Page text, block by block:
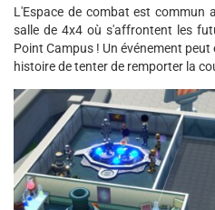
L'Espace de combat est commun
salle de 4x4 où s'affrontent les
Point Campus ! Un événement
histoire de tenter de remporter la